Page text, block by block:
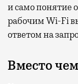
и само понятие
рабочим Wi-Fi
ответом на
Вместо